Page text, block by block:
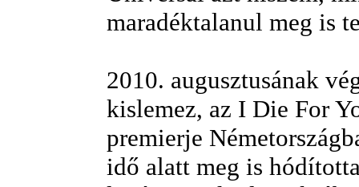
maradéktalanul meg is
2010. augusztusának
kislemez, az I Die For
premierje
idő alatt meg is